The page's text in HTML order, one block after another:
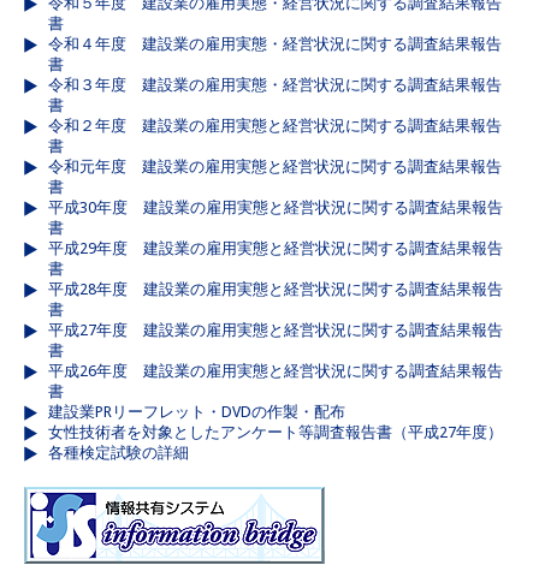
書
令和４年度 建設業の雇用実態・経営状況に関する調査結果報告
書
令和３年度 建設業の雇用実態・経営状況に関する調査結果報告
書
令和２年度 建設業の雇用実態と経営状況に関する調査結果報告
書
令和元年度 建設業の雇用実態と経営状況に関する調査結果報告
書
平成30年度 建設業の雇用実態と経営状況に関する調査結果報告
書
平成29年度 建設業の雇用実態と経営状況に関する調査結果報告
書
平成28年度 建設業の雇用実態と経営状況に関する調査結果報告
書
平成27年度 建設業の雇用実態と経営状況に関する調査結果報告
書
平成26年度 建設業の雇用実態と経営状況に関する調査結果報告
書
建設業PRリーフレット・DVDの作製・配布
女性技術者を対象としたアンケート等調査報告書（平成27年度）
各種検定試験の詳細